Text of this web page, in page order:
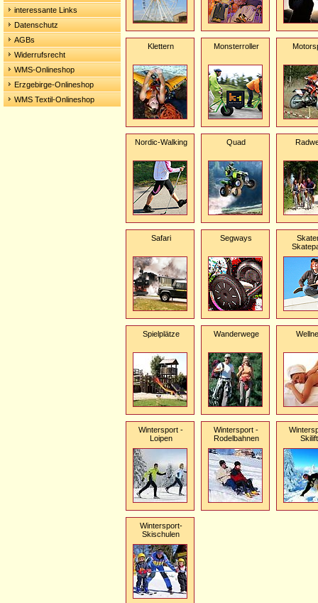
interessante Links
Datenschutz
AGBs
Widerrufsrecht
WMS-Onlineshop
Erzgebirge-Onlineshop
WMS Textil-Onlineshop
Klettern Monsterroller
Nordic-Walking Quad
Safari Segways
Spielplätze Wanderwege
Wintersport -
Loipen
Wintersport -
Rodelbahnen
Wintersport-
Skischulen